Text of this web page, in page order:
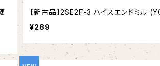
【新古品】2SE2F-3 ハイスエンドミル
¥289